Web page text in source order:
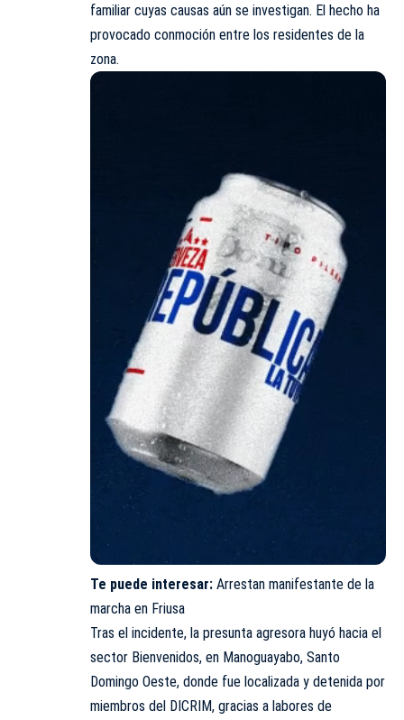
familiar cuyas causas aún se investigan. El hecho ha
provocado conmoción entre los residentes de la
zona.
Te puede interesar: Arrestan manifestante de la
marcha en Friusa
Tras el incidente, la presunta agresora huyó hacia el
sector Bienvenidos, en Manoguayabo, Santo
Domingo Oeste, donde fue localizada y detenida por
miembros del DICRIM, gracias a labores de